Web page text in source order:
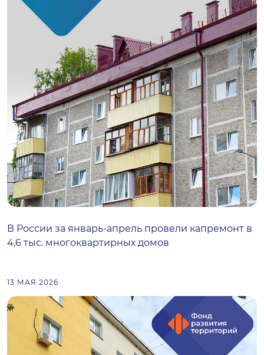
В России за январь-апрель провели капремонт в
4,6 тыс. многоквартирных домов
13 МАЯ 2026